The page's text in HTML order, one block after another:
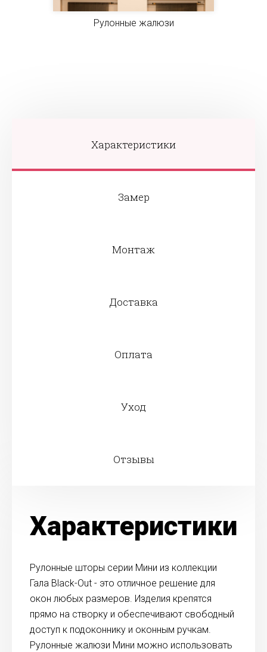
Рулонные жалюзи
Характеристики
Замер
Монтаж
Доставка
Оплата
Уход
Отзывы
Характеристики
Рулонные шторы серии Мини из коллекции
Гала Black-Out - это отличное решение для
окон любых размеров. Изделия крепятся
прямо на створку и обеспечивают свободный
доступ к подоконнику и оконным ручкам.
Рулонные жалюзи Мини можно использовать